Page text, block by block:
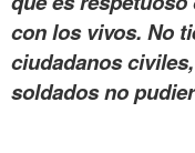
con los vivos. No
ciudadanos
soldados no